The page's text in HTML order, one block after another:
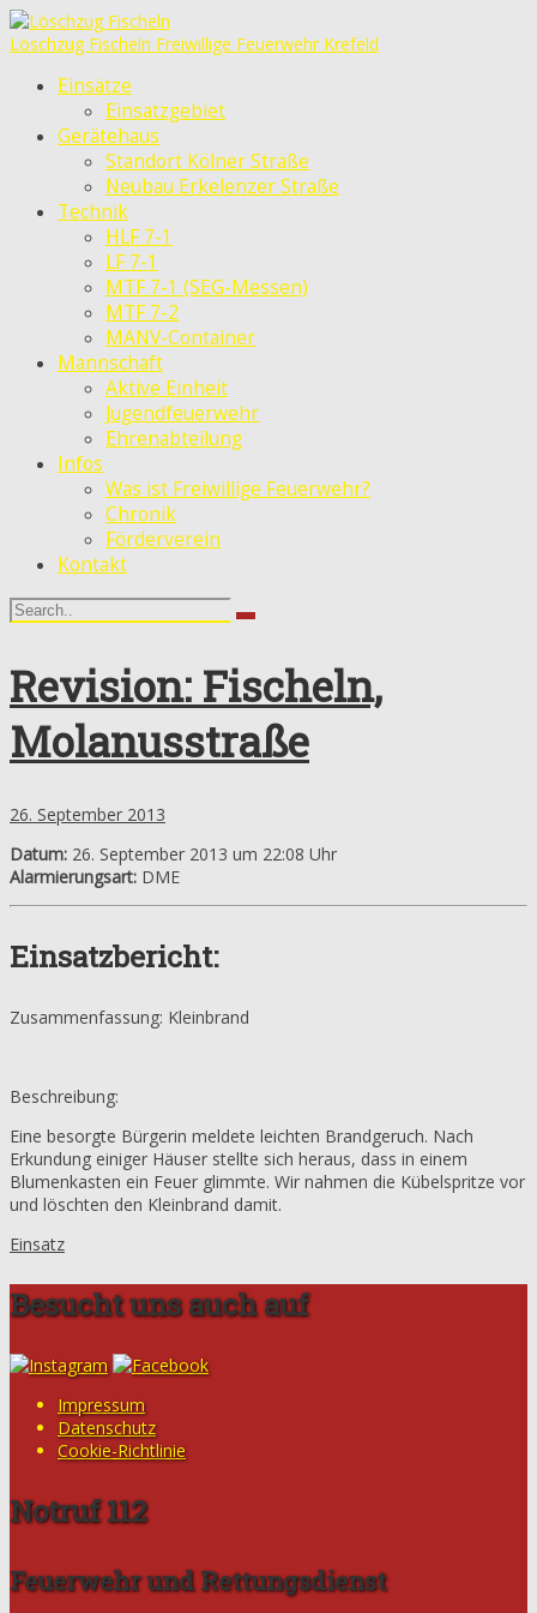
Löschzug Fischeln Freiwillige Feuerwehr Krefeld
Einsätze
Einsatzgebiet
Gerätehaus
Standort Kölner Straße
Neubau Erkelenzer Straße
Technik
HLF 7-1
LF 7-1
MTF 7-1 (SEG-Messen)
MTF 7-2
MANV-Container
Mannschaft
Aktive Einheit
Jugendfeuerwehr
Ehrenabteilung
Infos
Was ist Freiwillige Feuerwehr?
Chronik
Förderverein
Kontakt
Revision: Fischeln,
Molanusstraße
26. September 2013
Datum: 26. September 2013 um 22:08 Uhr
Alarmierungsart: DME
Einsatzbericht:
Zusammenfassung: Kleinbrand
Beschreibung:
Eine besorgte Bürgerin meldete leichten Brandgeruch. Nach
Erkundung einiger Häuser stellte sich heraus, dass in einem
Blumenkasten ein Feuer glimmte. Wir nahmen die Kübelspritze vor
und löschten den Kleinbrand damit.
Einsatz
Besucht uns auch auf
Impressum
Datenschutz
Cookie-Richtlinie
Notruf 112
Feuerwehr und Rettungsdienst